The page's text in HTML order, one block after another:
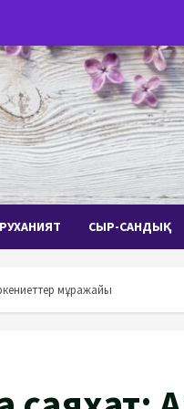
РУХАНИЯТ СЫР-САНДЫҚ
мұражайы